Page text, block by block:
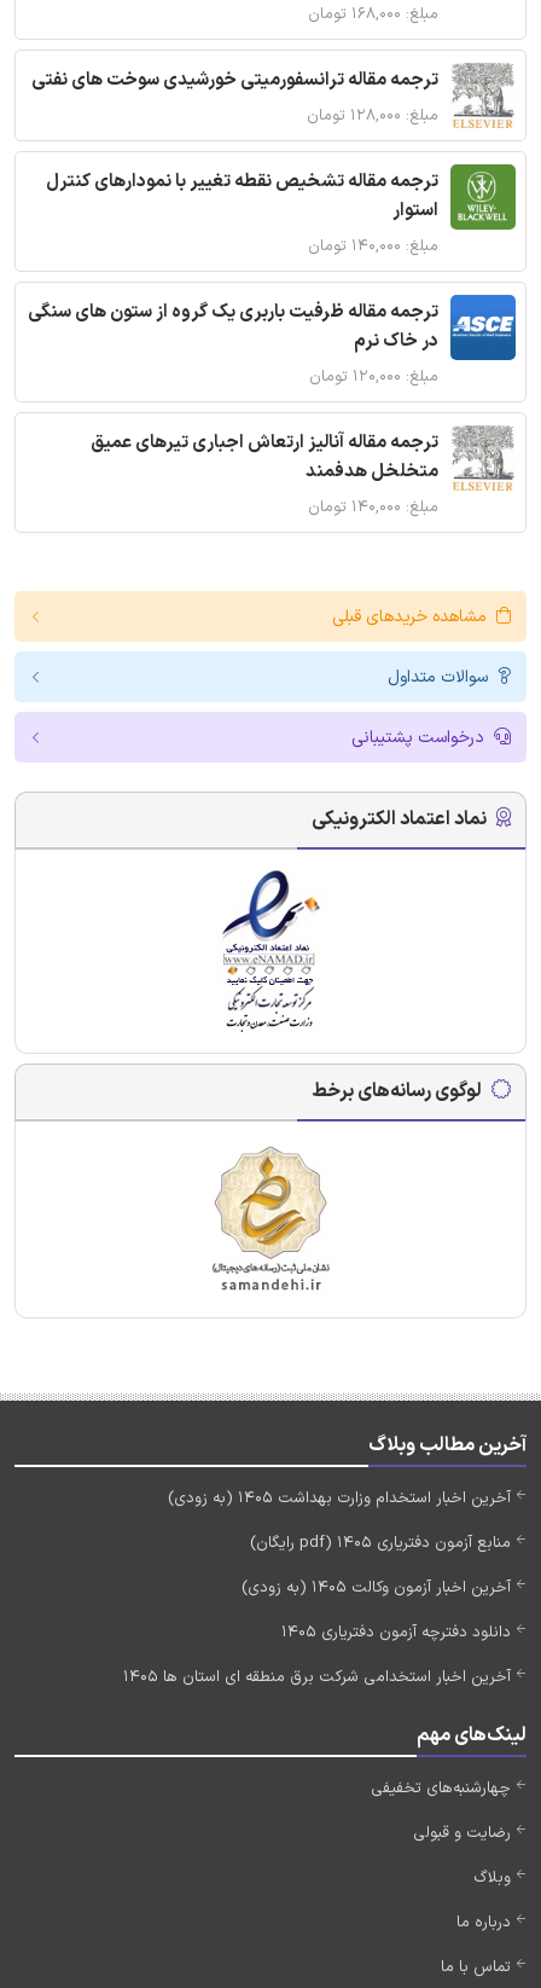
مبلغ: ۱۶۸,۰۰۰ تومان
ترجمه مقاله ترانسفورمیتی خورشیدی سوخت های نفتی
مبلغ: ۱۲۸,۰۰۰ تومان
ترجمه مقاله تشخیص نقطه تغییر با نمودارهای کنترل
استوار
مبلغ: ۱۴۰,۰۰۰ تومان
ترجمه مقاله ظرفیت باربری یک گروه از ستون های سنگی
در خاک نرم
مبلغ: ۱۲۰,۰۰۰ تومان
ترجمه مقاله آنالیز ارتعاش اجباری تیرهای عمیق
متخلخل هدفمند
مبلغ: ۱۴۰,۰۰۰ تومان
مشاهده خریدهای قبلی
سوالات متداول
درخواست پشتیبانی
نماد اعتماد الکترونیکی
لوگوی رسانه‌های برخط
آخرین مطالب وبلاگ
آخرین اخبار استخدام وزارت بهداشت 1405 (به زودی)
منابع آزمون دفتریاری 1405 (pdf رایگان)
آخرین اخبار آزمون وکالت 1405 (به زودی)
دانلود دفترچه آزمون دفتریاری 1405
آخرین اخبار استخدامی شرکت برق منطقه ای استان ها 1405
لینک‌های مهم
چهارشنبه‌های تخفیفی
رضایت و قبولی
وبلاگ
درباره ما
تماس با ما